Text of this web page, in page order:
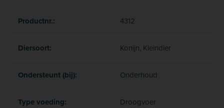
Productnr.: 4312
Diersoort: Konijn, Kleindier
Ondersteunt (bij): Onderhoud
Type voeding: Droogvoer